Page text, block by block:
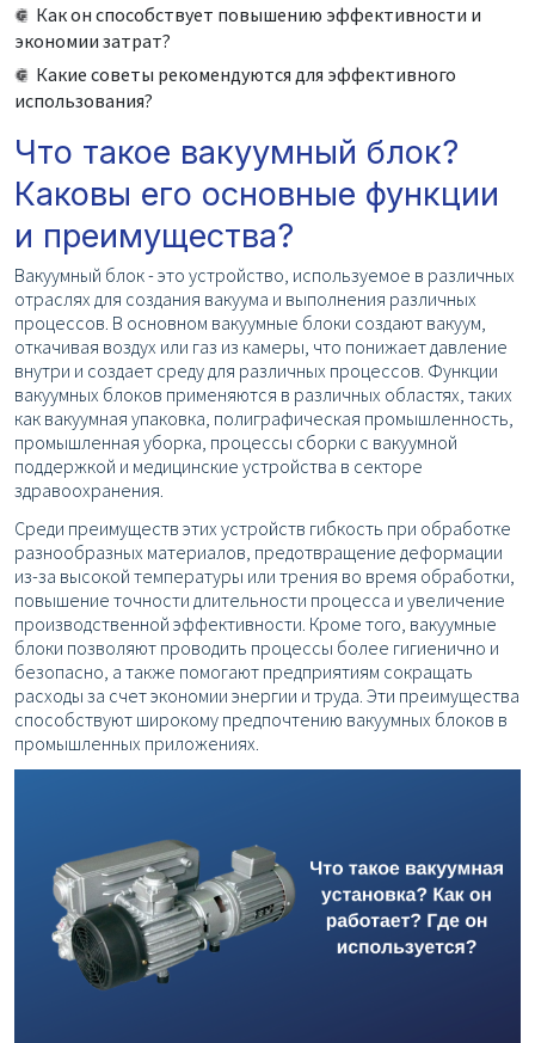
Как он способствует повышению эффективности и
экономии затрат?
Какие советы рекомендуются для эффективного
использования?
Что такое вакуумный блок?
Каковы его основные функции
и преимущества?
Вакуумный блок - это устройство, используемое в различных
отраслях для создания вакуума и выполнения различных
процессов. В основном вакуумные блоки создают вакуум,
откачивая воздух или газ из камеры, что понижает давление
внутри и создает среду для различных процессов. Функции
вакуумных блоков применяются в различных областях, таких
как вакуумная упаковка, полиграфическая промышленность,
промышленная уборка, процессы сборки с вакуумной
поддержкой и медицинские устройства в секторе
здравоохранения.
Среди преимуществ этих устройств гибкость при обработке
разнообразных материалов, предотвращение деформации
из-за высокой температуры или трения во время обработки,
повышение точности длительности процесса и увеличение
производственной эффективности. Кроме того, вакуумные
блоки позволяют проводить процессы более гигиенично и
безопасно, а также помогают предприятиям сокращать
расходы за счет экономии энергии и труда. Эти преимущества
способствуют широкому предпочтению вакуумных блоков в
промышленных приложениях.